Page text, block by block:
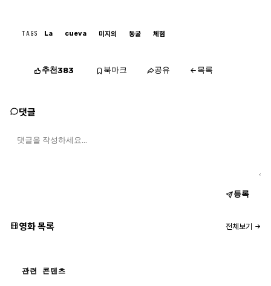
TAGS La cueva 미지의 동굴 체험
추천383 북마크 공유 목록
댓글
등록
영화 목록 전체보기
관련 콘텐츠